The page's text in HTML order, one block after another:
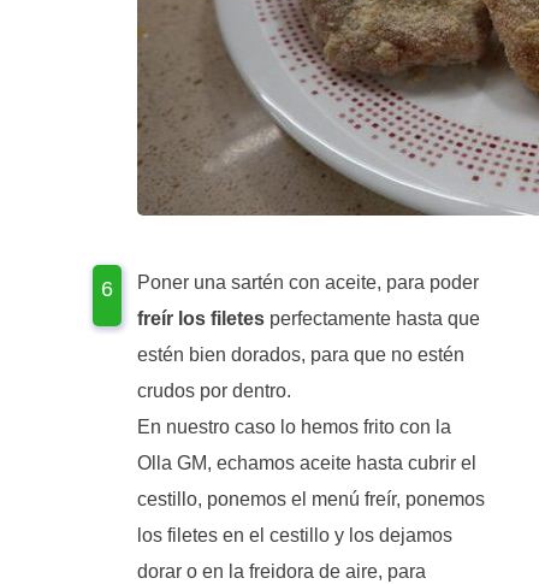
Poner una sartén con aceite, para poder
freír los filetes perfectamente hasta que
estén bien dorados, para que no estén
crudos por dentro.
En nuestro caso lo hemos frito con la
Olla GM, echamos aceite hasta cubrir el
cestillo, ponemos el menú freír, ponemos
los filetes en el cestillo y los dejamos
dorar o en la freidora de aire, para